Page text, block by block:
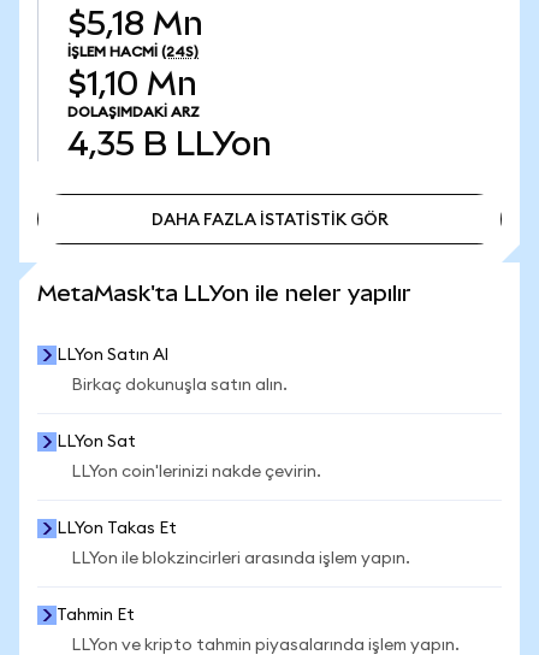
$5,18 Mn
İŞLEM HACMI (24S)
$1,10 Mn
DOLAŞIMDAKI ARZ
4,35 B LLYon
DAHA FAZLA İSTATİSTİK GÖR
MetaMask'ta LLYon ile neler yapılır
LLYon Satın Al
Birkaç dokunuşla satın alın.
LLYon Sat
LLYon coin'lerinizi nakde çevirin.
LLYon Takas Et
LLYon ile blokzincirleri arasında işlem yapın.
Tahmin Et
LLYon ve kripto tahmin piyasalarında işlem yapın.